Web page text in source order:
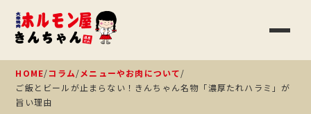
HOME/コラム/メニューやお肉について/
ご飯とビールが止まらない！きんちゃん名物「濃厚たれハラミ」が
旨い理由